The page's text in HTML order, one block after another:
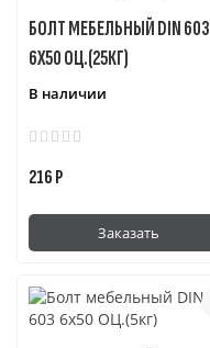
БОЛТ МЕБЕЛЬНЫЙ DIN 603
6Х50 ОЦ.(25КГ)
В наличии
216 Р
Заказать